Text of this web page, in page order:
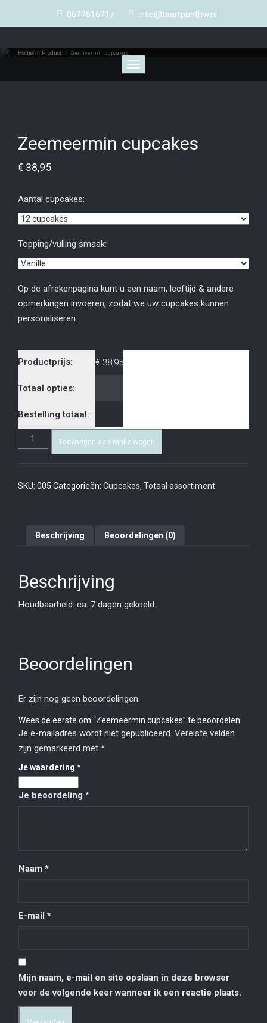
0622616217 info@taartpunthw.nl
Toggle
navigation
Webshop
Home /Product / Zeemeermin cupcakes
Zeemeermin cupcakes
€ 38,95
Aantal cupcakes:
Topping/vulling smaak:
Op de afrekenpagina kunt u een naam, leeftijd & andere
opmerkingen invoeren, zodat we uw cupcakes kunnen
personaliseren.
Productprijs: € 38,95
Totaal opties:
Bestelling totaal:
Toevoegen aan winkelwagen
SKU: 005 Categorieën: Cupcakes, Totaal assortiment
Beschrijving Beoordelingen (0)
Beschrijving
Houdbaarheid: ca. 7 dagen gekoeld.
Beoordelingen
Er zijn nog geen beoordelingen.
Wees de eerste om “Zeemeermin cupcakes” te beoordelen
Je e-mailadres wordt niet gepubliceerd. Vereiste velden
zijn gemarkeerd met *
Je waardering *
Je beoordeling *
Naam *
E-mail *
Mijn naam, e-mail en site opslaan in deze browser
voor de volgende keer wanneer ik een reactie plaats.